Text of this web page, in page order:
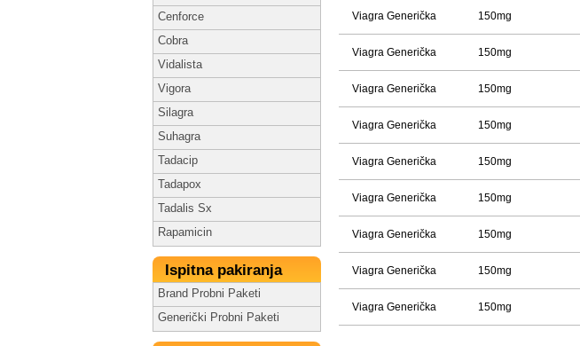
Cenforce
Cobra
Vidalista
Vigora
Silagra
Suhagra
Tadacip
Tadapox
Tadalis Sx
Rapamicin
Ispitna pakiranja
Brand Probni Paketi
Generički Probni Paketi
Viagra Generička 150mg
Viagra Generička 150mg
Viagra Generička 150mg
Viagra Generička 150mg
Viagra Generička 150mg
Viagra Generička 150mg
Viagra Generička 150mg
Viagra Generička 150mg
Viagra Generička 150mg